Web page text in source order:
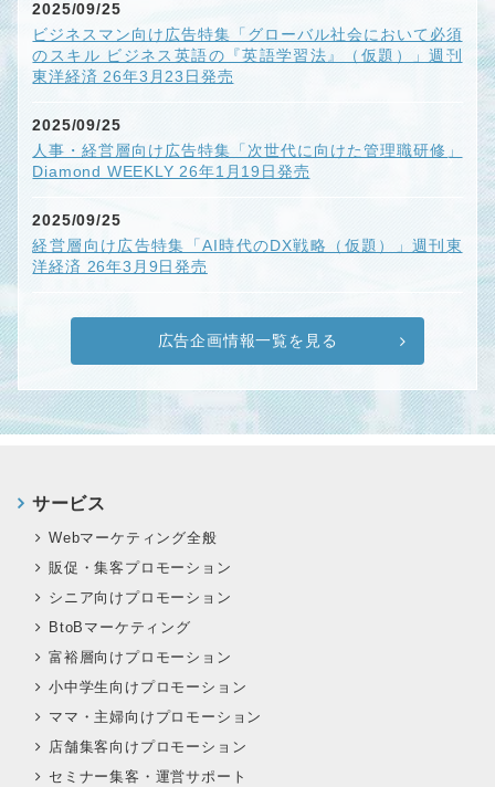
2025/09/25
ビジネスマン向け広告特集「グローバル社会において必須
のスキル ビジネス英語の『英語学習法』（仮題）」週刊
東洋経済 26年3月23日発売
2025/09/25
人事・経営層向け広告特集「次世代に向けた管理職研修」
Diamond WEEKLY 26年1月19日発売
2025/09/25
経営層向け広告特集「AI時代のDX戦略（仮題）」週刊東
洋経済 26年3月9日発売
広告企画情報一覧を見る
サービス
Webマーケティング全般
販促・集客プロモーション
シニア向けプロモーション
BtoBマーケティング
富裕層向けプロモーション
小中学生向けプロモーション
ママ・主婦向けプロモーション
店舗集客向けプロモーション
セミナー集客・運営サポート